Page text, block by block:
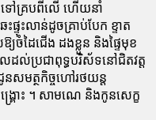
ៅគ្របពីលើ ហើយនាំ
ផ្ទុះលាន់ដូចគ្រាប់បែក ខ្ទាត
យចំដៃជើង ដងខ្លួន និងផ្ទៃមុខ
លដល់ប្រជាពុទ្ធបរិស័ទនៅជិតវត្ត
សមត្ថកិច្ចហៅរថយន្ត
គ្រោះ ។ សាមណេ និងកូនសេក្ខ